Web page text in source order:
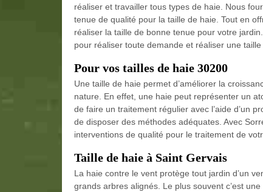
réaliser et travailler tous types de haie. Nous
tenue de qualité pour la taille de haie. Tout en
réaliser la taille de bonne tenue pour votre
pour réaliser toute demande et réaliser une
Pour vos tailles de haie 30200
Une taille de haie permet d’améliorer la
nature. En effet, une haie peut représenter un
de faire un traitement régulier avec l’aide d’un
de disposer des méthodes adéquates. Avec
interventions de qualité pour le traitement de
Taille de haie à Saint Gervais
La haie contre le vent protège tout jardin d’un
grands arbres alignés. Le plus souvent c’est